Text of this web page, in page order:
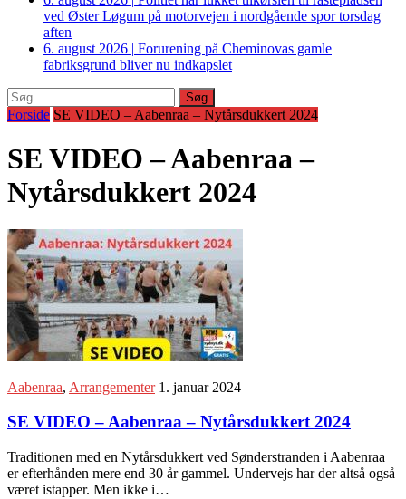
ved Øster Løgum på motorvejen i nordgående spor torsdag
aften
6. august 2026 | Forurening på Cheminovas gamle
fabriksgrund bliver nu indkapslet
Søg
efter:
Forside SE VIDEO – Aabenraa – Nytårsdukkert 2024
SE VIDEO – Aabenraa –
Nytårsdukkert 2024
Aabenraa, Arrangementer 1. januar 2024
SE VIDEO – Aabenraa – Nytårsdukkert 2024
Traditionen med en Nytårsdukkert ved Sønderstranden i Aabenraa
er efterhånden mere end 30 år gammel. Undervejs har der altså også
været istapper. Men ikke i…